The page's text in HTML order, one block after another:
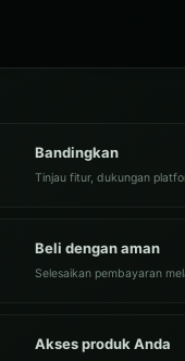
Bandingkan
Tinjau fitur, dukungan
Beli dengan aman
Selesaikan pembayaran
Akses produk Anda